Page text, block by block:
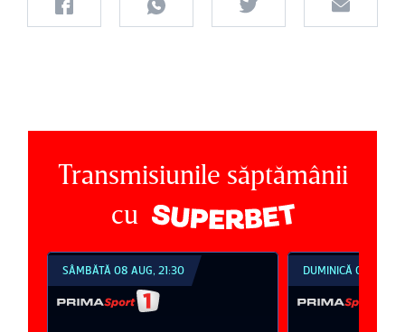
Transmisiunile săptămânii
cu
SÂMBĂTĂ 08 AUG, 21:30 DUMINICĂ 09 AUG,